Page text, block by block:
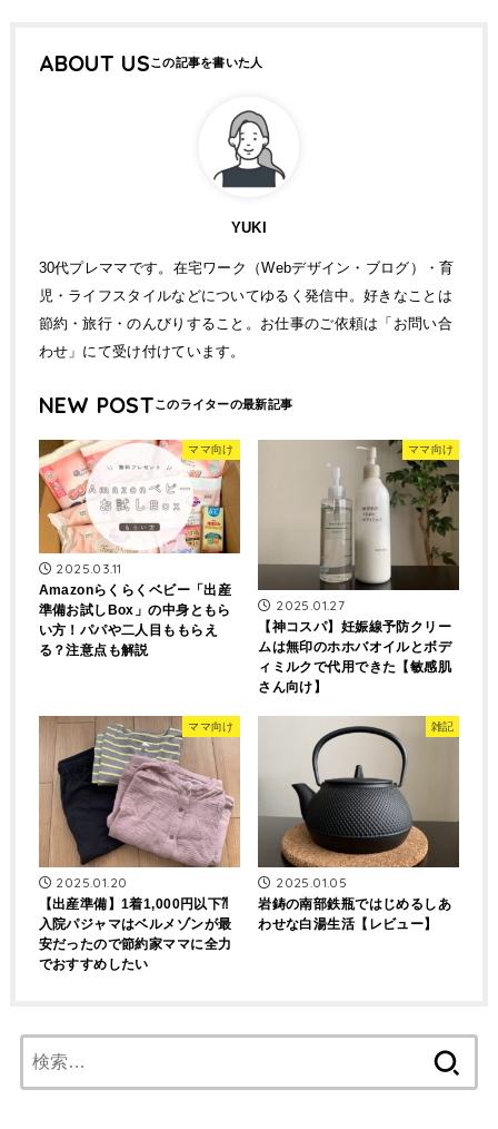
ABOUT US
YUKI
30代プレママです。在宅ワーク（Webデザイン・ブログ）・育
児・ライフスタイルなどについてゆるく発信中。好きなことは
節約・旅行・のんびりすること。お仕事のご依頼は「お問い合
わせ」にて受け付けています。
NEW POST
ママ向け
2025.03.11
Amazonらくらくベビー「出産
準備お試しBox」の中身ともら
い方！パパや二人目ももらえ
る？注意点も解説
ママ向け
2025.01.27
【神コスパ】妊娠線予防クリー
ムは無印のホホバオイルとボデ
ィミルクで代用できた【敏感肌
さん向け】
ママ向け
2025.01.20
【出産準備】1着1,000円以下⁈
入院パジャマはベルメゾンが最
安だったので節約家ママに全力
でおすすめしたい
雑記
2025.01.05
岩鋳の南部鉄瓶ではじめるしあ
わせな白湯生活【レビュー】
索: